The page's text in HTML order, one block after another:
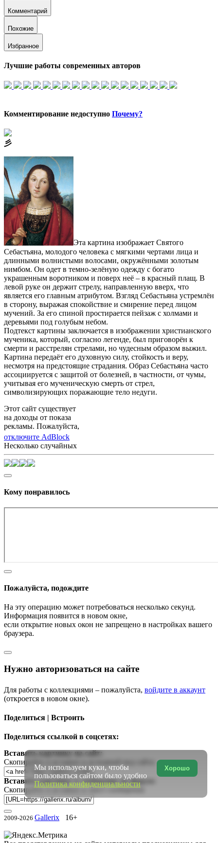
Комментарий
Похожие
Избранное
Лучшие работы современных авторов
Комментирование недоступно Почему?
⼺
Эта картина изображает Святого
Себастьяна, молодого человека с мягкими чертами лица и
длинными волнистыми волосами, окружёнными золотым
нимбом. Он одет в темно-зелёную одежду с богато
украшенным воротником и поверх неё – в красный плащ. В
левой руке он держит стрелу, направленную вверх, что
является его главным атрибутом. Взгляд Себастьяна устремлён
в сторону, выражая спокойствие и смирение перед лицом
мучений. За его спиной простирается пейзаж с холмами и
деревьями под голубым небом.
Подтекст картины заключается в изображении христианского
мученика, который, согласно легенде, был приговорён к
смерти и расстрелян стрелами, но чудесным образом выжил.
Картина передаёт его духовную силу, стойкость и веру,
несмотря на предстоящие страдания. Образ Себастьяна часто
ассоциируется с защитой от болезней, в частности, от чумы,
учитывая его мученическую смерть от стрел,
символизирующих поражающие тело недуги.
Этот сайт существует
на доходы от показа
рекламы. Пожалуйста,
отключите AdBlock
Несколько случайных
Кому понравилось
Пожалуйста, подождите
На эту операцию может потребоваться несколько секунд.
Информация появится в новом окне,
если открытие новых окон не запрещено в настройках вашего
браузера.
Нужно авторизоваться на сайте
Для работы с коллекциями – пожалуйста, войдите в аккаунт
(откроется в новом окне).
Поделиться | Встроить
Поделиться ссылкой в соцсетях:
Вставить картинку на сайт:
Скопируйте и вставьте в исходный код сайта
Вставить картинку в сообщение на форум:
Скопируйте и вставьте в текст сообщения
2009-2026 Gallerix 16+
Хорошо
Мы используем куки, чтобы
пользоваться сайтом было удобно
Политика конфиденциальности